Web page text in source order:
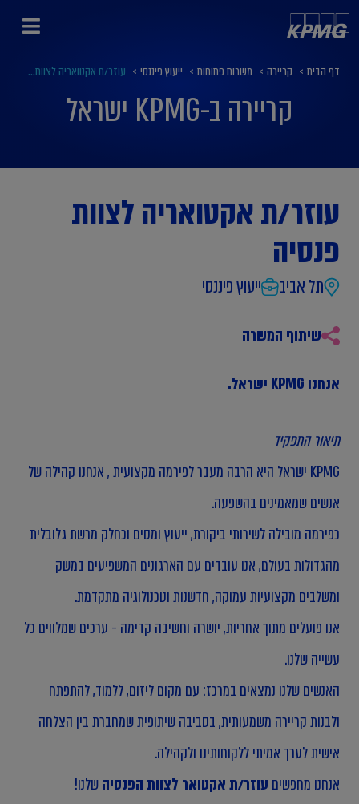
דף הבית > קריירה > משרות פתוחות > ייעוץ פיננסי > עוזר/ת אקטואריה לצוות...
קריירה ב-KPMG ישראל
עוזר/ת אקטואריה לצוות
פנסיה
תל אביב ייעוץ פיננסי
שיתוף המשרה
אנחנו KPMG ישראל.
תיאור התפקיד
KPMG ישראל היא הרבה מעבר לפירמה מקצועית , אנחנו קהילה של
אנשים שמאמינים בהשפעה.
כפירמה מובילה לשירותי ביקורת, ייעוץ ומסים וכחלק מרשת גלובלית
מהגדולות בעולם, אנו עובדים עם הארגונים המשפיעים במשק
ומשלבים מקצועיות עמוקה, חדשנות וטכנולוגיה מתקדמת.
אנו פועלים מתוך אחריות, יושרה וחשיבה קדימה - ערכים שמלווים כל
עשייה שלנו.
האנשים שלנו נמצאים במרכז: עם מקום ליזום, ללמוד, להתפתח
ולבנות קריירה משמעותית, בסביבה שיתופית שמחברת בין הצלחה
אישית לערך אמיתי ללקוחותינו ולקהילה.
אנחנו מחפשים עוזר/ת אקטואר לצוות הפנסיהשלנו!